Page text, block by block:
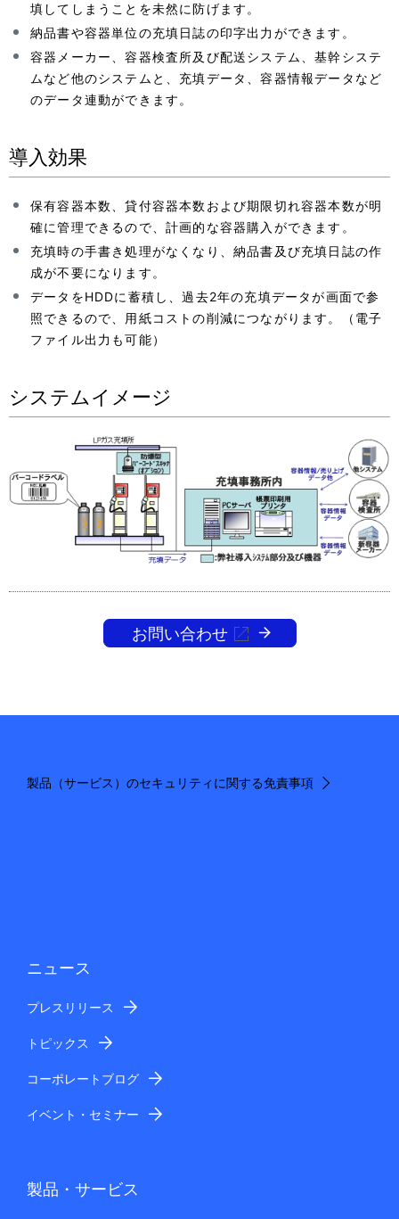
填してしまうことを未然に防げます。
納品書や容器単位の充填日誌の印字出力ができます。
容器メーカー、容器検査所及び配送システム、基幹システ
ムなど他のシステムと、充填データ、容器情報データなど
のデータ連動ができます。
導入効果
保有容器本数、貸付容器本数および期限切れ容器本数が明
確に管理できるので、計画的な容器購入ができます。
充填時の手書き処理がなくなり、納品書及び充填日誌の作
成が不要になります。
データをHDDに蓄積し、過去2年の充填データが画面で参
照できるので、用紙コストの削減につながります。（電子
ファイル出力も可能）
システムイメージ
お問い合わせ
製品（サービス）のセキュリティに関する免責事項
ニュース
プレスリリース
トピックス
コーポレートブログ
イベント・セミナー
製品・サービス